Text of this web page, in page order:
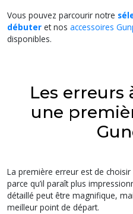
Vous pouvez parcourir notre
débuter et nos accessoires
disponibles.
Les erreurs
une
La première erreur est de
parce qu’il paraît plus
détaillé peut être magnifique,
meilleur point de départ.